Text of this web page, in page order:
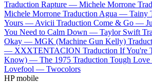
Traduction Rapture — Michele Morrone
Michele Morrone Traduction Agua — Tainy
Yours — Avicii Traduction Come & Go —
You Need to Calm Down — Taylor Swift
Okay — MGK (Machine Gun Kelly)
— XXXTENTACION Traduction If You're
Know) — The 1975 Traduction Tough
Lovefool — Twocolors
HP mobile